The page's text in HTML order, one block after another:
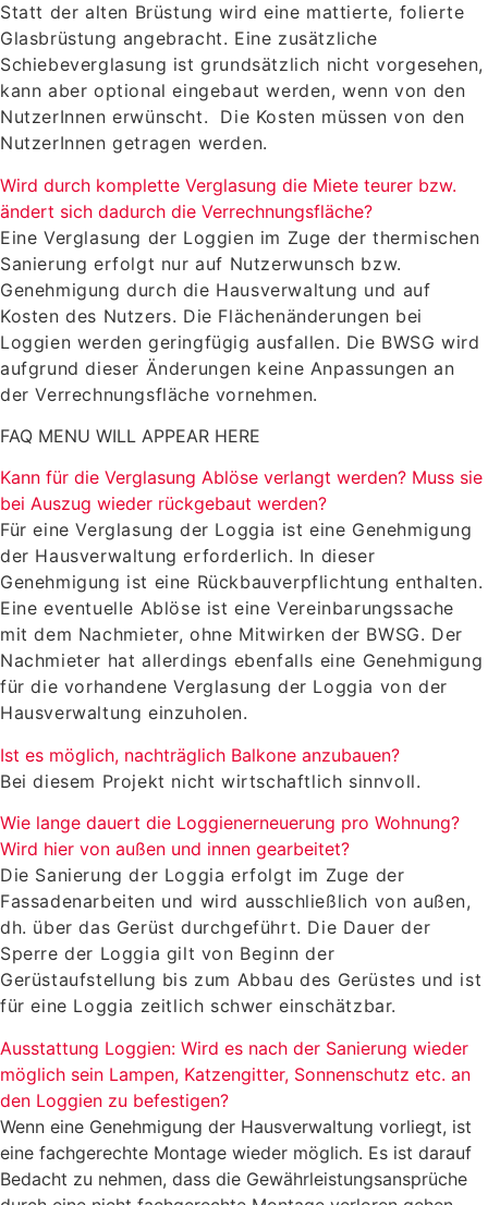
Statt der alten Brüstung wird eine mattierte, folierte
Glasbrüstung angebracht. Eine zusätzliche
Schiebeverglasung ist grundsätzlich nicht vorgesehen,
kann aber optional eingebaut werden, wenn von den
NutzerInnen erwünscht. Die Kosten müssen von den
NutzerInnen getragen werden.
Wird durch komplette Verglasung die Miete teurer bzw.
ändert sich dadurch die Verrechnungsfläche?
Eine Verglasung der Loggien im Zuge der thermischen
Sanierung erfolgt nur auf Nutzerwunsch bzw.
Genehmigung durch die Hausverwaltung und auf
Kosten des Nutzers. Die Flächenänderungen bei
Loggien werden geringfügig ausfallen. Die BWSG wird
aufgrund dieser Änderungen keine Anpassungen an
der Verrechnungsfläche vornehmen.
FAQ MENU WILL APPEAR HERE
Kann für die Verglasung Ablöse verlangt werden? Muss sie
bei Auszug wieder rückgebaut werden?
Für eine Verglasung der Loggia ist eine Genehmigung
der Hausverwaltung erforderlich. In dieser
Genehmigung ist eine Rückbauverpflichtung enthalten.
Eine eventuelle Ablöse ist eine Vereinbarungssache
mit dem Nachmieter, ohne Mitwirken der BWSG. Der
Nachmieter hat allerdings ebenfalls eine Genehmigung
für die vorhandene Verglasung der Loggia von der
Hausverwaltung einzuholen.
Ist es möglich, nachträglich Balkone anzubauen?
Bei diesem Projekt nicht wirtschaftlich sinnvoll.
Wie lange dauert die Loggienerneuerung pro Wohnung?
Wird hier von außen und innen gearbeitet?
Die Sanierung der Loggia erfolgt im Zuge der
Fassadenarbeiten und wird ausschließlich von außen,
dh. über das Gerüst durchgeführt. Die Dauer der
Sperre der Loggia gilt von Beginn der
Gerüstaufstellung bis zum Abbau des Gerüstes und ist
für eine Loggia zeitlich schwer einschätzbar.
Ausstattung Loggien: Wird es nach der Sanierung wieder
möglich sein Lampen, Katzengitter, Sonnenschutz etc. an
den Loggien zu befestigen?
Wenn eine Genehmigung der Hausverwaltung vorliegt, ist
eine fachgerechte Montage wieder möglich. Es ist darauf
Bedacht zu nehmen, dass die Gewährleistungsansprüche